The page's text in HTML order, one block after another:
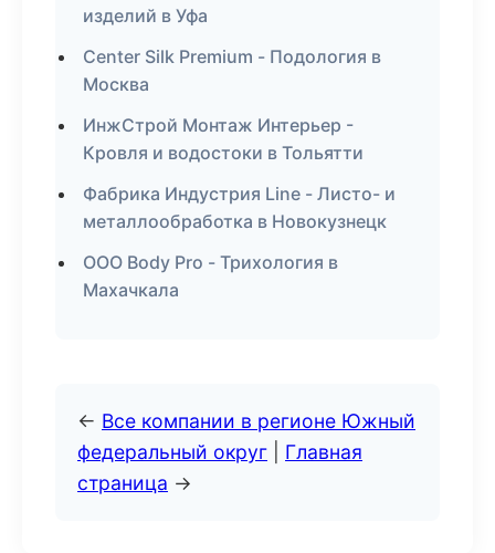
изделий в Уфа
Center Silk Premium - Подология в
Москва
ИнжСтрой Монтаж Интерьер -
Кровля и водостоки в Тольятти
Фабрика Индустрия Line - Листо- и
металлообработка в Новокузнецк
ООО Body Pro - Трихология в
Махачкала
← Все компании в регионе Южный
федеральный округ
Главная
страница →